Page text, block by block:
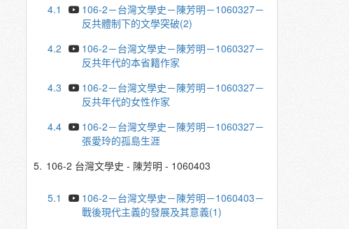
4.1
106-2－台灣文學史－陳芳明－1060327－
反共體制下的文學突破(2)
4.2
106-2－台灣文學史－陳芳明－1060327－
反共年代的本省籍作家
4.3
106-2－台灣文學史－陳芳明－1060327－
反共年代的女性作家
4.4
106-2－台灣文學史－陳芳明－1060327－
張愛玲的孤島生涯
5. 106-2 台灣文學史 - 陳芳明 - 1060403
5.1
106-2－台灣文學史－陳芳明－1060403－
戰後現代主義的發展及其意義(1)